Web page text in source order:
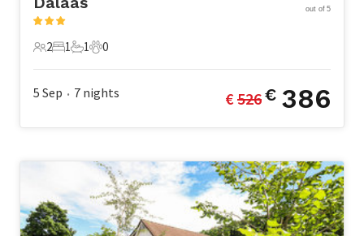
2 Gäste
2
1 Schlafzimmer
1
1 Badezimmer
1
0 Haustiere
0
out of 5
5 Sep • 7 nights € 526€ 386